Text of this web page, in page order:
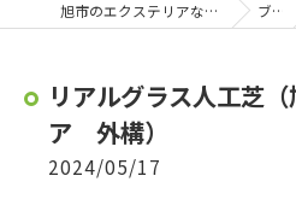
旭市のエクステリアなら株式会社クラフト ブログ
リアルグラス人工芝
ア 外構）
2024/05/17